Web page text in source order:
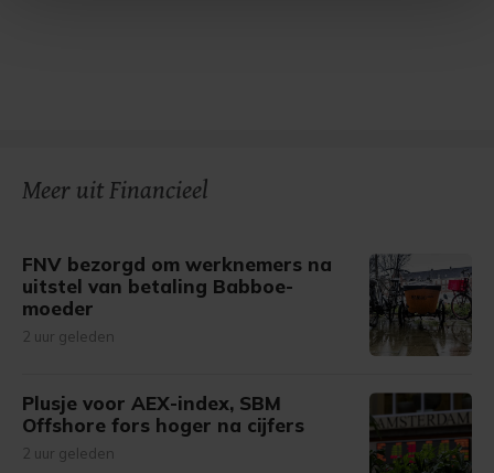
Meer uit Financieel
FNV bezorgd om werknemers na
uitstel van betaling Babboe-
moeder
2 uur geleden
Plusje voor AEX-index, SBM
Offshore fors hoger na cijfers
2 uur geleden